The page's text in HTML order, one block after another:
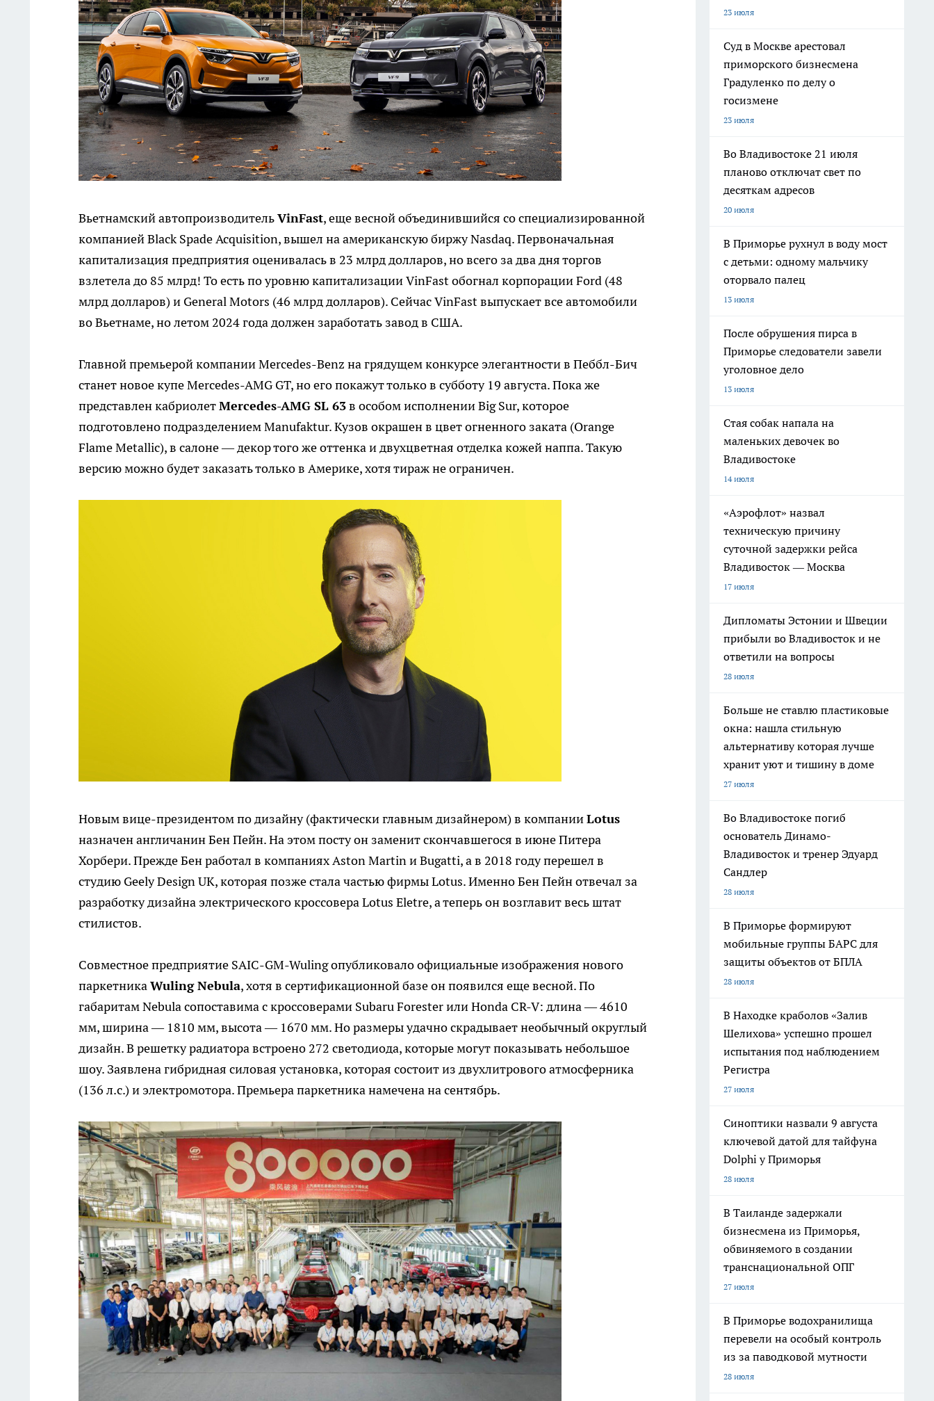
Вьетнамский автопроизводительVinFast, еще весной объединившийся со специализированной
компанией Black Spade Acquisition, вышел на американскую биржу Nasdaq. Первоначальная
капитализация предприятия оценивалась в 23 млрд долларов, но всего за два дня торгов
взлетела до 85 млрд! То есть по уровню капитализации VinFast обогнал корпорации Ford (48
млрд долларов) и General Motors (46 млрд долларов). Сейчас VinFast выпускает все автомобили
во Вьетнаме, но летом 2024 года должен заработать завод в США.
Главной премьерой компании Mercedes-Benz на грядущем конкурсе элегантности в Пеббл-Бич
станет новое купе Mercedes-AMG GT, но его покажут только в субботу 19 августа. Пока же
представлен кабриолетMercedes-AMG SL 63в особом исполнении Big Sur, которое
подготовлено подразделением Manufaktur. Кузов окрашен в цвет огненного заката (Orange
Flame Metallic), в салоне — декор того же оттенка и двухцветная отделка кожей наппа. Такую
версию можно будет заказать только в Америке, хотя тираж не ограничен.
Новым вице-президентом по дизайну (фактически главным дизайнером) в компанииLotus
назначен англичанин Бен Пейн. На этом посту он заменит скончавшегося в июне Питера
Хорбери. Прежде Бен работал в компаниях Aston Martin и Bugatti, а в 2018 году перешел в
студию Geely Design UK, которая позже стала частью фирмы Lotus. Именно Бен Пейн отвечал за
разработку дизайна электрического кроссовера Lotus Eletre, а теперь он возглавит весь штат
стилистов.
Совместное предприятие SAIC-GM-Wuling опубликовало официальные изображения нового
паркетникаWuling Nebula, хотя в сертификационной базе он появился еще весной. По
габаритам Nebula сопоставима с кроссоверами Subaru Forester или Honda CR-V: длина — 4610
мм, ширина — 1810 мм, высота — 1670 мм. Но размеры удачно скрадывает необычный округлый
дизайн. В решетку радиатора встроено 272 светодиода, которые могут показывать небольшое
шоу. Заявлена гибридная силовая установка, которая состоит из двухлитрового атмосферника
(136 л.с.) и электромотора. Премьера паркетника намечена на сентябрь.
23 июля
Суд в Москве арестовал
приморского бизнесмена
Градуленко по делу о
госизмене
23 июля
Во Владивостоке 21 июля
планово отключат свет по
десяткам адресов
20 июля
В Приморье рухнул в воду мост
с детьми: одному мальчику
оторвало палец
13 июля
После обрушения пирса в
Приморье следователи завели
уголовное дело
13 июля
Стая собак напала на
маленьких девочек во
Владивостоке
14 июля
«Аэрофлот» назвал
техническую причину
суточной задержки рейса
Владивосток — Москва
17 июля
Дипломаты Эстонии и Швеции
прибыли во Владивосток и не
ответили на вопросы
28 июля
Больше не ставлю пластиковые
окна: нашла стильную
альтернативу которая лучше
хранит уют и тишину в доме
27 июля
Во Владивостоке погиб
основатель Динамо-
Владивосток и тренер Эдуард
Сандлер
28 июля
В Приморье формируют
мобильные группы БАРС для
защиты объектов от БПЛА
28 июля
В Находке краболов «Залив
Шелихова» успешно прошел
испытания под наблюдением
Регистра
27 июля
Синоптики назвали 9 августа
ключевой датой для тайфуна
Dolphi у Приморья
28 июля
В Таиланде задержали
бизнесмена из Приморья,
обвиняемого в создании
транснациональной ОПГ
27 июля
В Приморье водохранилища
перевели на особый контроль
из за паводковой мутности
28 июля